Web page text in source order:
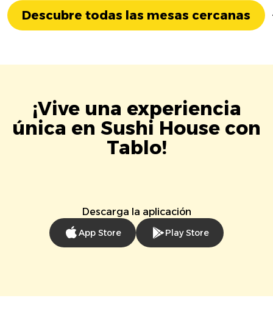
Descubre todas las mesas cercanas
¡Vive una experiencia
única en Sushi House con
Tablo!
Descarga la aplicación
App Store Play Store